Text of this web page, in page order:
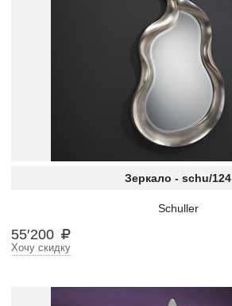
Зеркало - schu/124
Schuller
55′200
Хочу скидку